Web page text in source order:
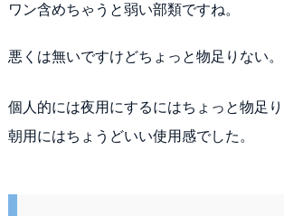
ワン含めちゃうと弱い部類ですね。
悪くは無いですけどちょっと物足りない。
個人的には夜用にするにはちょっと物足り
朝用にはちょうどいい使用感でした。